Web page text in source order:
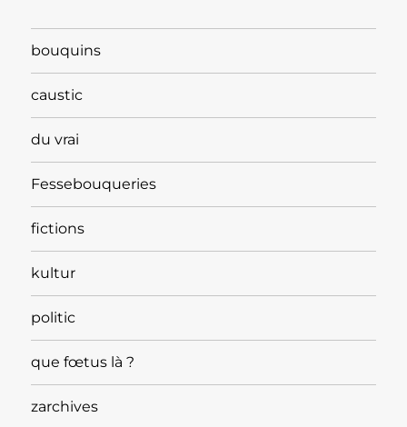
bouquins
caustic
du vrai
Fessebouqueries
fictions
kultur
politic
que fœtus là ?
zarchives